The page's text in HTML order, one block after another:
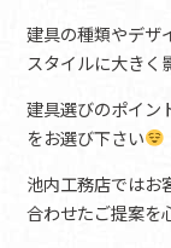
建具の種類やデザ
スタイルに大きく
建具選びのポイン
をお選び下さい
池内工務店ではお
合わせたご提案を